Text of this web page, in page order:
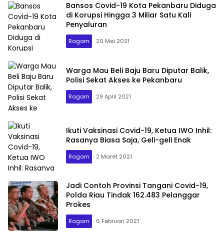
Bansos Covid-19 Kota Pekanbaru Diduga
di Korupsi Hingga 3 Miliar Satu Kali
Penyaluran
Ragam 20 Mei 2021
Warga Mau Beli Baju Baru Diputar Balik,
Polisi Sekat Akses ke Pekanbaru
Ragam 29 April 2021
Ikuti Vaksinasi Covid-19, Ketua IWO Inhil:
Rasanya Biasa Saja, Geli-geli Enak
Ragam 2 Maret 2021
Jadi Contoh Provinsi Tangani Covid-19,
Polda Riau Tindak 162.483 Pelanggar
Prokes
Ragam 6 Februari 2021